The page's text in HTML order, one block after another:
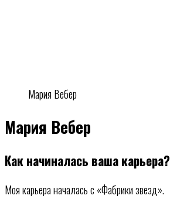
Мария Вебер
Мария Вебер
Как начиналась ваша карьера?
Моя карьера началась с «Фабрики звезд».